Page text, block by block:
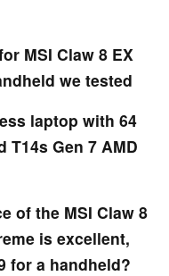
MSI Claw 8 EX
we tested
laptop with 64
T14s Gen 7 AMD
of the MSI Claw 8
is excellent,
for a handheld?